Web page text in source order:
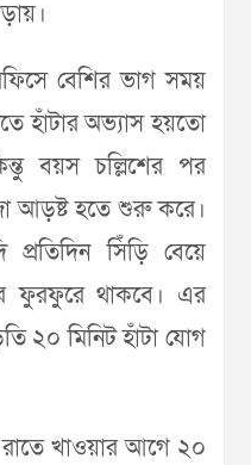
বেশির ভাগ সময়
হাঁটার অভ্যাস হয়তো
বয়স চল্লিশের পর
আড়ষ্ট হতে শুরু করে।
সিঁড়ি বেয়ে
ফুরফুরে থাকবে। এর
২০ মিনিট হাঁটা যোগ
রাতে খাওয়ার আগে ২০